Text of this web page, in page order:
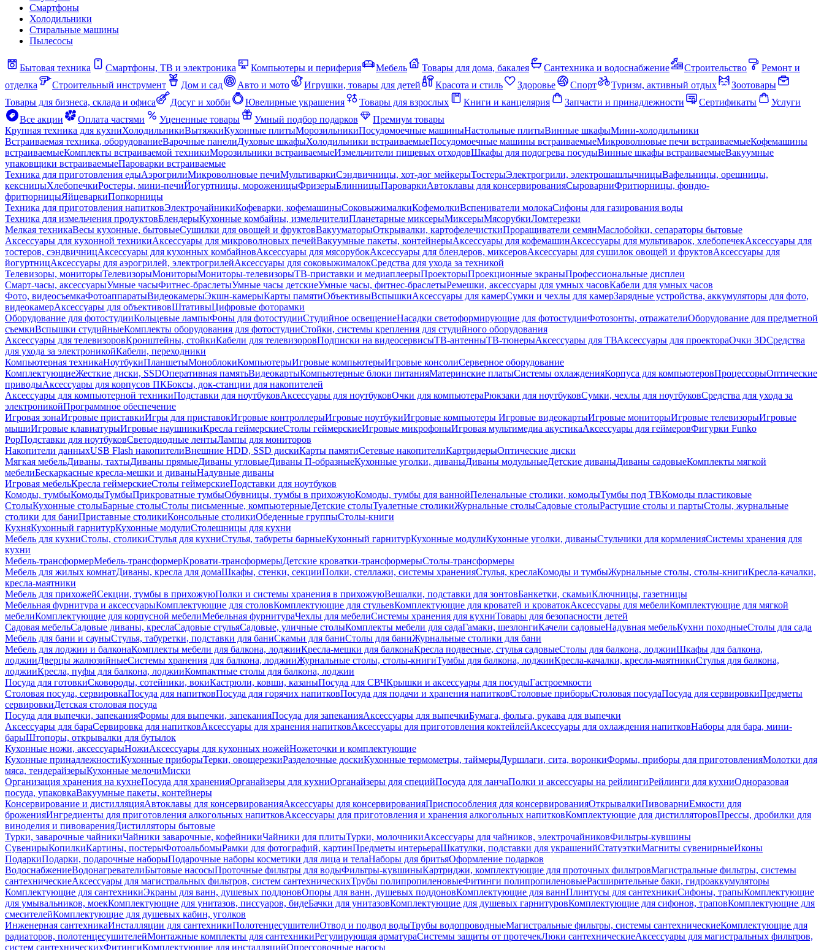
Смартфоны
Холодильники
Стиральные машины
Пылесосы
Бытовая техника Смартфоны, ТВ и электроника Компьютеры и периферия Мебель Товары для дома, бакалея Сантехника и водоснабжение Строительство
Ремонт и
отделка
Строительный инструмент Дом и сад Авто и мото Игрушки, товары для детей Красота и стиль Здоровье Спорт Туризм, активный отдых
Зоотовары
Товары для бизнеса, склада и офиса
Досуг и хобби Ювелирные украшения Товары для взрослых Книги и канцелярия Запчасти и принадлежности Сертификаты
Услуги
Все акции
Оплата частями Уцененные товары Умный подбор подарков
Премиум товары
Крупная техника для кухниХолодильникиВытяжкиКухонные плитыМорозильникиПосудомоечные машиныНастольные плитыВинные шкафыМини-холодильники
Встраиваемая техника, оборудованиеВарочные панелиДуховые шкафыХолодильники встраиваемыеПосудомоечные машины встраиваемыеМикроволновые печи встраиваемыеКофемашины
встраиваемыеКомплекты встраиваемой техникиМорозильники встраиваемыеИзмельчители пищевых отходовШкафы для подогрева посудыВинные шкафы встраиваемыеВакуумные
упаковщики встраиваемыеПароварки встраиваемые
Техника для приготовления едыАэрогрилиМикроволновые печиМультиваркиСэндвичницы, хот-дог мейкерыТостерыЭлектрогрили, электрошашлычницыВафельницы, орешницы,
кексницыХлебопечкиРостеры, мини-печиЙогуртницы, мороженицыФризерыБлинницыПароваркиАвтоклавы для консервированияСыроварниФритюрницы, фондю-
фритюрницыЯйцеваркиПопкорницы
Техника для приготовления напитковЭлектрочайникиКофеварки, кофемашиныСоковыжималкиКофемолкиВспениватели молокаСифоны для газирования воды
Техника для измельчения продуктовБлендерыКухонные комбайны, измельчителиПланетарные миксерыМиксерыМясорубкиЛомтерезки
Мелкая техникаВесы кухонные, бытовыеСушилки для овощей и фруктовВакууматорыОткрывалки, картофелечисткиПроращиватели семянМаслобойки, сепараторы бытовые
Аксессуары для кухонной техникиАксессуары для микроволновых печейВакуумные пакеты, контейнерыАксессуары для кофемашинАксессуары для мультиварок, хлебопечекАксессуары для
тостеров, сэндвичницАксессуары для кухонных комбайновАксессуары для мясорубокАксессуары для блендеров, миксеровАксессуары для сушилок овощей и фруктовАксессуары для
йогуртницАксессуары для аэрогрилей, электрогрилейАксессуары для соковыжималокСредства для ухода за техникой
Телевизоры, мониторыТелевизорыМониторыМониторы-телевизорыТВ-приставки и медиаплеерыПроекторыПроекционные экраныПрофессиональные дисплеи
Смарт-часы, аксессуарыУмные часыФитнес-браслетыУмные часы детскиеУмные часы, фитнес-браслетыРемешки, аксессуары для умных часовКабели для умных часов
Фото, видеосъемкаФотоаппаратыВидеокамерыЭкшн-камерыКарты памятиОбъективыВспышкиАксессуары для камерСумки и чехлы для камерЗарядные устройства, аккумуляторы для фото,
видеокамерАксессуары для объективовШтативыЦифровые фоторамки
Оборудование для фотостудииКольцевые лампыФоны для фотостудииСтудийное освещениеНасадки светоформирующие для фотостудииФотозонты, отражателиОборудование для предметной
съемкиВспышки студийныеКомплекты оборудования для фотостудииСтойки, системы крепления для студийного оборудования
Аксессуары для телевизоровКронштейны, стойкиКабели для телевизоровПодписки на видеосервисыТВ-антенныТВ-тюнерыАксессуары для ТВАксессуары для проектораОчки 3DСредства
для ухода за электроникойКабели, переходники
Компьютерная техникаНоутбукиПланшетыМоноблокиКомпьютерыИгровые компьютерыИгровые консолиСерверное оборудование
КомплектующиеЖесткие диски, SSDОперативная памятьВидеокартыКомпьютерные блоки питанияМатеринские платыСистемы охлажденияКорпуса для компьютеровПроцессорыОптические
приводыАксессуары для корпусов ПКБоксы, док-станции для накопителей
Аксессуары для компьютерной техникиПодставки для ноутбуковАксессуары для ноутбуковОчки для компьютераРюкзаки для ноутбуковСумки, чехлы для ноутбуковСредства для ухода за
электроникойПрограммное обеспечение
Игровая зонаИгровые приставкиИгры для приставокИгровые контроллерыИгровые ноутбукиИгровые компьютеры Игровые видеокартыИгровые мониторыИгровые телевизорыИгровые
мышиИгровые клавиатурыИгровые наушникиКресла геймерскиеСтолы геймерскиеИгровые микрофоныИгровая мультимедиа акустикаАксессуары для геймеровФигурки Funko
PopПодставки для ноутбуковСветодиодные лентыЛампы для мониторов
Накопители данныхUSB Flash накопителиВнешние HDD, SSD дискиКарты памятиСетевые накопителиКартридерыОптические диски
Мягкая мебельДиваны, тахтыДиваны прямыеДиваны угловыеДиваны П-образныеКухонные уголки, диваныДиваны модульныеДетские диваныДиваны садовыеКомплекты мягкой
мебелиБескаркасные кресла-мешки и диваныНадувные диваны
Игровая мебельКресла геймерскиеСтолы геймерскиеПодставки для ноутбуков
Комоды, тумбыКомодыТумбыПрикроватные тумбыОбувницы, тумбы в прихожуюКомоды, тумбы для ваннойПеленальные столики, комодыТумбы под ТВКомоды пластиковые
СтолыКухонные столыБарные столыСтолы письменные, компьютерныеДетские столыТуалетные столикиЖурнальные столыСадовые столыРастущие столы и партыСтолы, журнальные
столики для баниПриставные столикиКонсольные столикиОбеденные группыСтолы-книги
КухняКухонный гарнитурКухонные модулиСтолешницы для кухни
Мебель для кухниСтолы, столикиСтулья для кухниСтулья, табуреты барныеКухонный гарнитурКухонные модулиКухонные уголки, диваныСтульчики для кормленияСистемы хранения для
кухни
Мебель-трансформерМебель-трансформерКровати-трансформерыДетские кроватки-трансформерыСтолы-трансформеры
Мебель для жилых комнатДиваны, кресла для домаШкафы, стенки, секцииПолки, стеллажи, системы храненияСтулья, креслаКомоды и тумбыЖурнальные столы, столы-книгиКресла-качалки,
кресла-маятники
Мебель для прихожейСекции, тумбы в прихожуюПолки и системы хранения в прихожуюВешалки, подставки для зонтовБанкетки, скамьиКлючницы, газетницы
Мебельная фурнитура и аксессуарыКомплектующие для столовКомплектующие для стульевКомплектующие для кроватей и кроватокАксессуары для мебелиКомплектующие для мягкой
мебелиКомплектующие для корпусной мебелиМебельная фурнитураЧехлы для мебелиСистемы хранения для кухниТовары для безопасности детей
Садовая мебельСадовые диваны, креслаСадовые стульяСадовые, уличные столыКомплекты мебели для садаГамаки, шезлонгиКачели садовыеНадувная мебельКухни походныеСтолы для сада
Мебель для бани и сауныСтулья, табуретки, подставки для баниСкамьи для баниСтолы для баниЖурнальные столики для бани
Мебель для лоджии и балконаКомплекты мебели для балкона, лоджииКресла-мешки для балконаКресла подвесные, стулья садовыеСтолы для балкона, лоджииШкафы для балкона,
лоджииДверцы жалюзийныеСистемы хранения для балкона, лоджииЖурнальные столы, столы-книгиТумбы для балкона, лоджииКресла-качалки, кресла-маятникиСтулья для балкона,
лоджииКресла, пуфы для балкона, лоджииКомпактные столы для балкона, лоджии
Посуда для готовкиСковороды, сотейники, вокиКастрюли, ковши, казаныПосуда для СВЧКрышки и аксессуары для посудыГастроемкости
Столовая посуда, сервировкаПосуда для напитковПосуда для горячих напитковПосуда для подачи и хранения напитковСтоловые приборыСтоловая посудаПосуда для сервировкиПредметы
сервировкиДетская столовая посуда
Посуда для выпечки, запеканияФормы для выпечки, запеканияПосуда для запеканияАксессуары для выпечкиБумага, фольга, рукава для выпечки
Аксессуары для бараСервировка для напитковАксессуары для хранения напитковАксессуары для приготовления коктейлейАксессуары для охлаждения напитковНаборы для бара, мини-
барыШтопоры, открывалки для бутылок
Кухонные ножи, аксессуарыНожиАксессуары для кухонных ножейНожеточки и комплектующие
Кухонные принадлежностиКухонные приборыТерки, овощерезкиРазделочные доскиКухонные термометры, таймерыДуршлаги, сита, воронкиФормы, приборы для приготовленияМолотки для
мяса, тендерайзерыКухонные мелочиМиски
Организация хранения на кухнеПосуда для храненияОрганайзеры для кухниОрганайзеры для специйПосуда для ланчаПолки и аксессуары на рейлингиРейлинги для кухниОдноразовая
посуда, упаковкаВакуумные пакеты, контейнеры
Консервирование и дистилляцияАвтоклавы для консервированияАксессуары для консервированияПриспособления для консервированияОткрывалкиПивоварниЕмкости для
броженияИнгредиенты для приготовления алкогольных напитковАксессуары для приготовления и хранения алкогольных напитковКомплектующие для дистилляторовПрессы, дробилки для
виноделия и пивоваренияДистилляторы бытовые
Турки, заварочные чайникиЧайники заварочные, кофейникиЧайники для плитыТурки, молочникиАксессуары для чайников, электрочайниковФильтры-кувшины
СувенирыКопилкиКартины, постерыФотоальбомыРамки для фотографий, картинПредметы интерьераШкатулки, подставки для украшенийСтатуэткиМагниты сувенирныеИконы
ПодаркиПодарки, подарочные наборыПодарочные наборы косметики для лица и телаНаборы для бритьяОформление подарков
ВодоснабжениеВодонагревателиБытовые насосыПроточные фильтры для водыФильтры-кувшиныКартриджи, комплектующие для проточных фильтровМагистральные фильтры, системы
сантехническиеАксессуары для магистральных фильтров, систем сантехническихТрубы полипропиленовыеФитинги полипропиленовыеРасширительные баки, гидроаккумуляторы
Комплектующие для сантехникиЭкраны для ванн, душевых поддоновОпоры для ванн, душевых поддоновКомплектующие для ваннПлинтусы для сантехникиСифоны, трапыКомплектующие
для умывальников, моекКомплектующие для унитазов, писсуаров, бидеБачки для унитазовКомплектующие для душевых гарнитуровКомплектующие для сифонов, траповКомплектующие для
смесителейКомплектующие для душевых кабин, уголков
Инженерная сантехникаИнсталляции для сантехникиПолотенцесушителиОтвод и подвод водыТрубы водопроводныеМагистральные фильтры, системы сантехническиеКомплектующие для
радиаторов, полотенцесушителейМонтажные комплекты для сантехникиРегулирующая арматураСистемы защиты от протечекЛюки сантехническиеАксессуары для магистральных фильтров,
систем сантехническихФитингиКомплектующие для инсталляцийОпрессовочные насосы